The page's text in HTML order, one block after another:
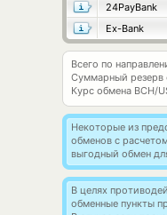
24PayBank
Ex-Bank
Всего по
Суммарный резерв
Курс обмена BCH/
Некоторые из
обменов с
выгодный обмен
В целях
обменные пункты